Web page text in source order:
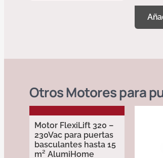
OtrosMotores para
Motor FlexiLift 320 –
230Vac para puertas
basculantes hasta 15
m² AlumiHome